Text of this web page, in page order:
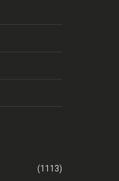
(1113)